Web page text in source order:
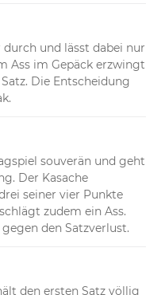
und lässt dabei nur
Ass im Gepäck erzwingt
Die Entscheidung
souverän und geht
Der Kasache
seiner vier Punkte
zudem ein Ass.
den Satzverlust.
den ersten Satz völlig